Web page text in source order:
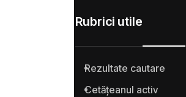
Rubrici utile
Rezultate cautare
Cetățeanul activ